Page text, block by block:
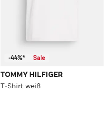
-44%* Sale
TOMMY HILFIGER
T-Shirt weiß